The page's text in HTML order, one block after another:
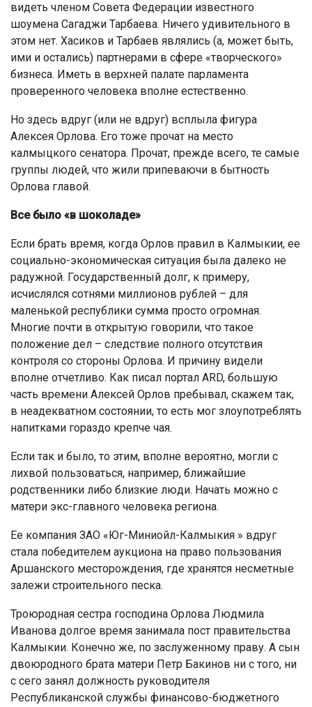
видеть членом Совета Федерации известного
шоумена Сагаджи Тарбаева. Ничего удивительного в
этом нет. Хасиков и Тарбаев являлись (а, может быть,
ими и остались) партнерами в сфере «творческого»
бизнеса. Иметь в верхней палате парламента
проверенного человека вполне естественно.
Но здесь вдруг (или не вдруг) всплыла фигура
Алексея Орлова. Его тоже прочат на место
калмыцкого сенатора. Прочат, прежде всего, те самые
группы людей, что жили припеваючи в бытность
Орлова главой.
Все было «в шоколаде»
Если брать время, когда Орлов правил в Калмыкии, ее
социально-экономическая ситуация была далеко не
радужной. Государственный долг, к примеру,
исчислялся сотнями миллионов рублей – для
маленькой республики сумма просто огромная.
Многие почти в открытую говорили, что такое
положение дел – следствие полного отсутствия
контроля со стороны Орлова. И причину видели
вполне отчетливо. Как писал портал ARD, большую
часть времени Алексей Орлов пребывал, скажем так,
в неадекватном состоянии, то есть мог злоупотреблять
напитками гораздо крепче чая.
Если так и было, то этим, вполне вероятно, могли с
лихвой пользоваться, например, ближайшие
родственники либо близкие люди. Начать можно с
матери экс-главного человека региона.
Ее компания ЗАО «Юг-Миниойл-Калмыкия » вдруг
стала победителем аукциона на право пользования
Аршанского месторождения, где хранятся несметные
залежи строительного песка.
Троюродная сестра господина Орлова Людмила
Иванова долгое время занимала пост правительства
Калмыкии. Конечно же, по заслуженному праву. А сын
двоюродного брата матери Петр Бакинов ни с того, ни
с сего занял должность руководителя
Республиканской службы финансово-бюджетного